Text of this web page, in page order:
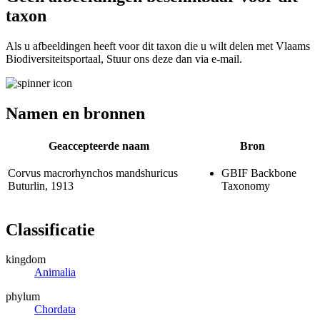
taxon
Als u afbeeldingen heeft voor dit taxon die u wilt delen met Vlaams
Biodiversiteitsportaal, Stuur ons deze dan via e-mail.
Namen en bronnen
Geaccepteerde naam Bron
Corvus macrorhynchos mandshuricus
Buturlin, 1913
GBIF Backbone
Taxonomy
Classificatie
kingdom
Animalia
phylum
Chordata